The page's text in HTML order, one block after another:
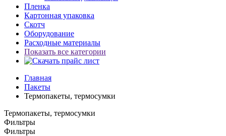
Пленка
Картонная упаковка
Скотч
Оборудование
Расходные материалы
Показать все категории
Главная
Пакеты
Термопакеты, термосумки
Термопакеты, термосумки
Фильтры
Фильтры